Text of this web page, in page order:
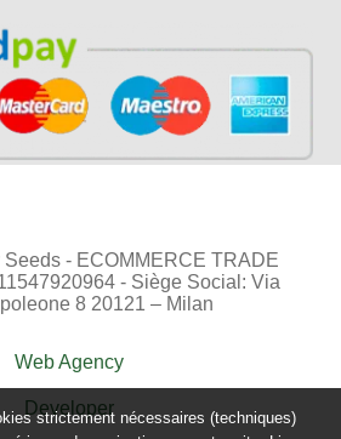
- ECOMMERCE TRADE
- Siège Social: Via
8 20121 – Milan
Web Agency
Developer
strictement nécessaires (techniques)